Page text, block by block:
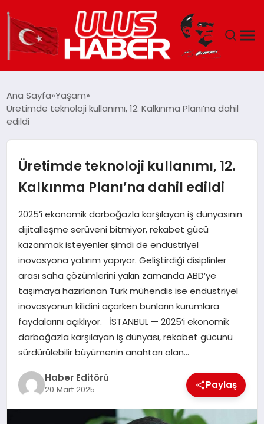
DÜNYA
TEKNOLOJI
EĞITIM
MAGAZIN
SPOR
YAŞAM
Ana Sayfa Yaşam
Üretimde teknoloji kullanımı, 12. Kalkınma Planı’na dahil
edildi
Üretimde teknoloji kullanımı, 12.
Kalkınma Planı’na dahil edildi
2025’i ekonomik darboğazla karşılayan iş dünyasının
dijitalleşme serüveni bitmiyor, rekabet gücü
kazanmak isteyenler şimdi de endüstriyel
inovasyona yatırım yapıyor. Geliştirdiği disiplinler
arası saha çözümlerini yakın zamanda ABD’ye
taşımaya hazırlanan Türk mühendis ise endüstriyel
inovasyonun kilidini açarken bunların kurumlara
faydalarını açıklıyor. İSTANBUL — 2025’i ekonomik
darboğazla karşılayan iş dünyası, rekabet gücünü
sürdürülebilir büyümenin anahtarı olan…
Haber Editörü
20 Mart 2025 Paylaş